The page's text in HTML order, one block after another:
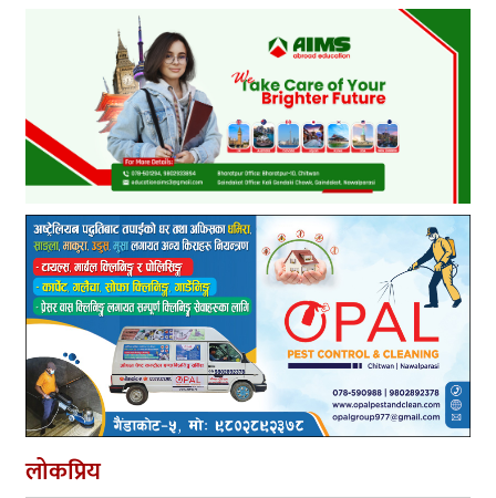
लोकप्रिय